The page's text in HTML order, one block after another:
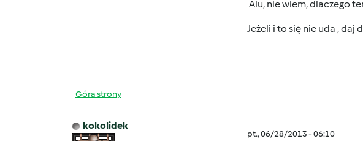
Alu, nie wiem, dlaczego
Jeżeli i to się nie uda , daj
Góra strony
kokolidek
pt., 06/28/2013 - 06:10